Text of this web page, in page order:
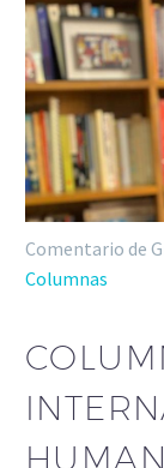
Comentario de
Columnas